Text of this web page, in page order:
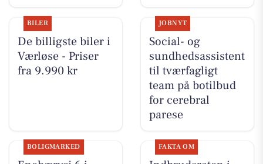
BILER
De billigste biler i
Værløse - Priser
fra 9.990 kr
JOBNYT
Social- og
sundhedsassistent
til tværfagligt
team på botilbud
for cerebral
parese
BOLIGMARKED FAKTA OM